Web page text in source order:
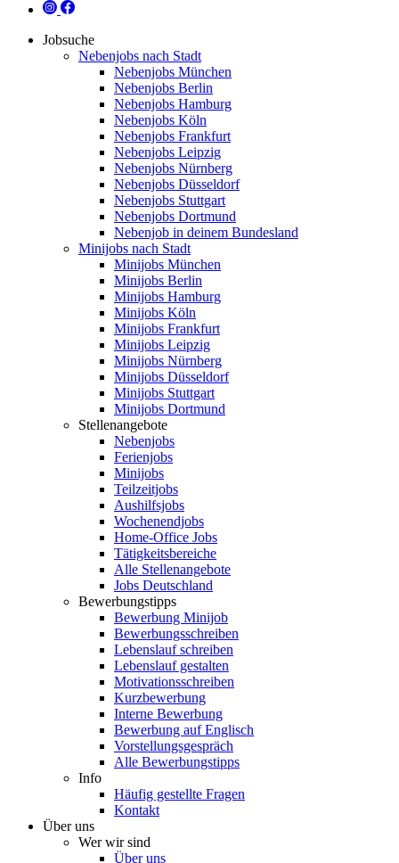
Jobsuche
Nebenjobs nach Stadt
Nebenjobs München
Nebenjobs Berlin
Nebenjobs Hamburg
Nebenjobs Köln
Nebenjobs Frankfurt
Nebenjobs Leipzig
Nebenjobs Nürnberg
Nebenjobs Düsseldorf
Nebenjobs Stuttgart
Nebenjobs Dortmund
Nebenjob in deinem Bundesland
Minijobs nach Stadt
Minijobs München
Minijobs Berlin
Minijobs Hamburg
Minijobs Köln
Minijobs Frankfurt
Minijobs Leipzig
Minijobs Nürnberg
Minijobs Düsseldorf
Minijobs Stuttgart
Minijobs Dortmund
Stellenangebote
Nebenjobs
Ferienjobs
Minijobs
Teilzeitjobs
Aushilfsjobs
Wochenendjobs
Home-Office Jobs
Tätigkeitsbereiche
Alle Stellenangebote
Jobs Deutschland
Bewerbungstipps
Bewerbung Minijob
Bewerbungsschreiben
Lebenslauf schreiben
Lebenslauf gestalten
Motivationsschreiben
Kurzbewerbung
Interne Bewerbung
Bewerbung auf Englisch
Vorstellungsgespräch
Alle Bewerbungstipps
Info
Häufig gestellte Fragen
Kontakt
Über uns
Wer wir sind
Über uns